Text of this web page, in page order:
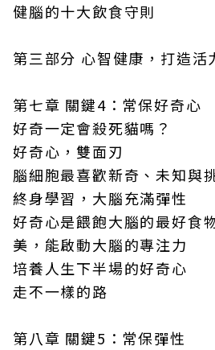
健腦的十大飲食守則
第三部分 心智健康，打造活
第七章 關鍵4：常保好奇心
好奇一定會殺死貓嗎？
好奇心，雙面刃
腦細胞最喜歡新奇、未知與
終身學習，大腦充滿彈性
好奇心是餵飽大腦的最好食
美，能啟動大腦的專注力
培養人生下半場的好奇心
走不一樣的路
第八章 關鍵5：常保彈性